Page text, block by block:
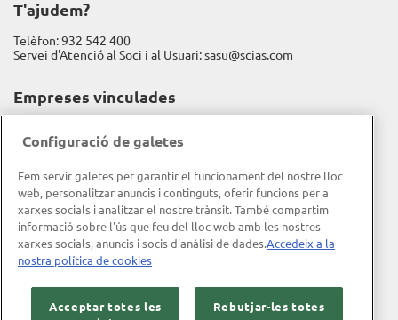
T'ajudem?
Telèfon:932 542 400
Servei d'Atenció al Soci i al Usuari:sasu@scias.com
Empreses vinculades
Gravida
Informació corporativa
Memòria d'activitat
Política de qualitat
Configuració de galetes
Fem servir galetes per garantir el funcionament del nostre lloc
web, personalitzar anuncis i continguts, oferir funcions per a
xarxes socials i analitzar el nostre trànsit. També compartim
informació sobre l'ús que feu del lloc web amb les nostres
xarxes socials, anuncis i socis d'anàlisi de dades.Accedeix a la
nostra política de cookies
Acceptar totes les
Rebutjar-les totes